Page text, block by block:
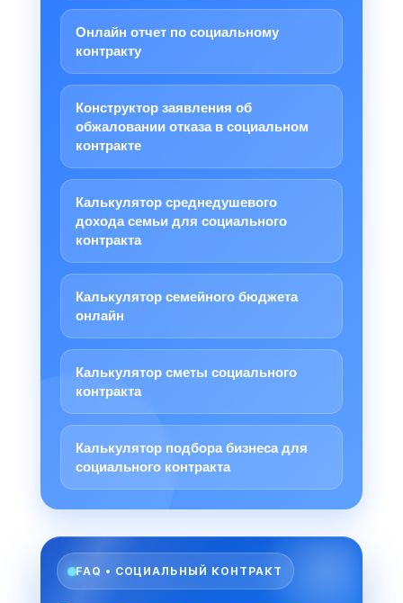
Онлайн отчет по социальному
контракту
Конструктор заявления об
обжаловании отказа в социальном
контракте
Калькулятор среднедушевого
дохода семьи для социального
контракта
Калькулятор семейного бюджета
онлайн
Калькулятор сметы социального
контракта
Калькулятор подбора бизнеса для
социального контракта
FAQ • СОЦИАЛЬНЫЙ КОНТРАКТ